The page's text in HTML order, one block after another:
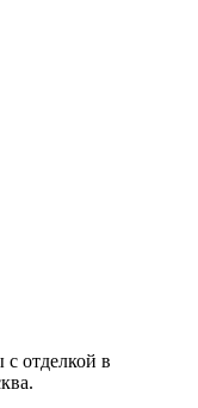
отделкой в